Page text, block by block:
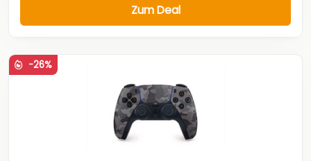
Zum Deal
-26%